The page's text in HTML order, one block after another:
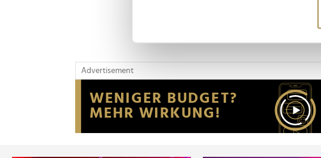
Erfahren Sie mehr darüber, wie Ihre
Wir verwenden Cookies, um Inhalte und
Website an unsere Partner für soziale
möglicherweise mit weiteren Daten
der Dienste gesammelt haben.
Advertisement